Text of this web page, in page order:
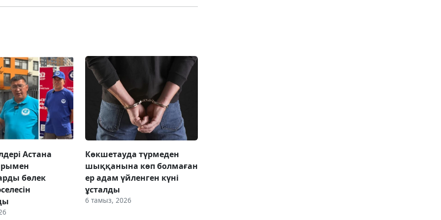
Астана
бөлек
Көкшетауда түрмеден
шыққанына көп болмаған
ер адам үйленген күні
ұсталды
6 тамыз, 2026